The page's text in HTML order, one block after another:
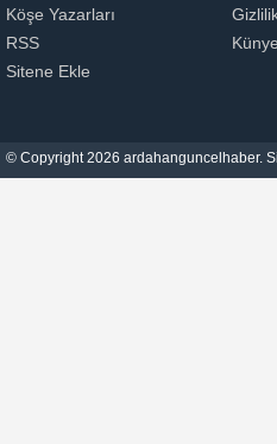
Köşe Yazarları
RSS
Sitene Ekle
Künye
© Copyright 2026 ardahanguncelhaber.